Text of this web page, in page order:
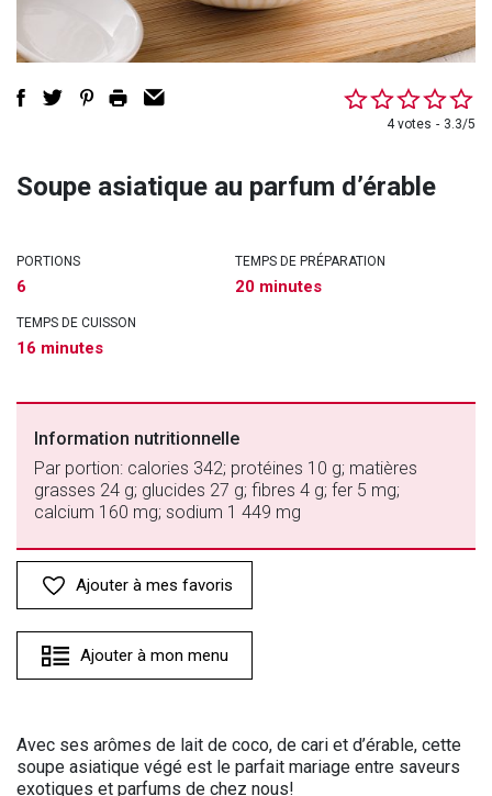
4 votes 3.3/5
Soupe asiatique au parfum d’érable
PORTIONS
6
TEMPS DE PRÉPARATION
20 minutes
TEMPS DE CUISSON
16 minutes
Information nutritionnelle
Par portion: calories 342; protéines 10 g; matières
grasses 24 g; glucides 27 g; fibres 4 g; fer 5 mg;
calcium 160 mg; sodium 1 449 mg
Ajouter à mes favoris
Ajouter à mon menu
Avec ses arômes de lait de coco, de cari et d’érable, cette
soupe asiatique végé est le parfait mariage entre saveurs
exotiques et parfums de chez nous!